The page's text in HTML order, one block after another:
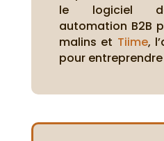
le logiciel
automation B2B
malins et Tiime,
pour entreprendre